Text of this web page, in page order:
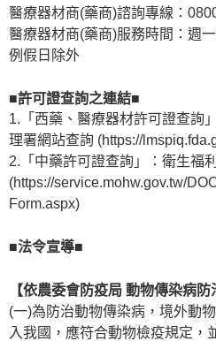
醫療器材商(藥商)諮詢專線：
醫療器材商(藥商)服務時間：週
例假日除外
■許可證查詢之連結■
1.「西藥、醫療器材許可證查詢
理署網站查詢 (https://
2.「中藥許可證查詢」：衛生福
(https://service.mohw.gov.tw/
Form.aspx)
■法令宣導■
【依農委會防疫局 動物傳染病防
(一)為防治動物傳染病，境外動
入我國，應符合動物檢疫規定，